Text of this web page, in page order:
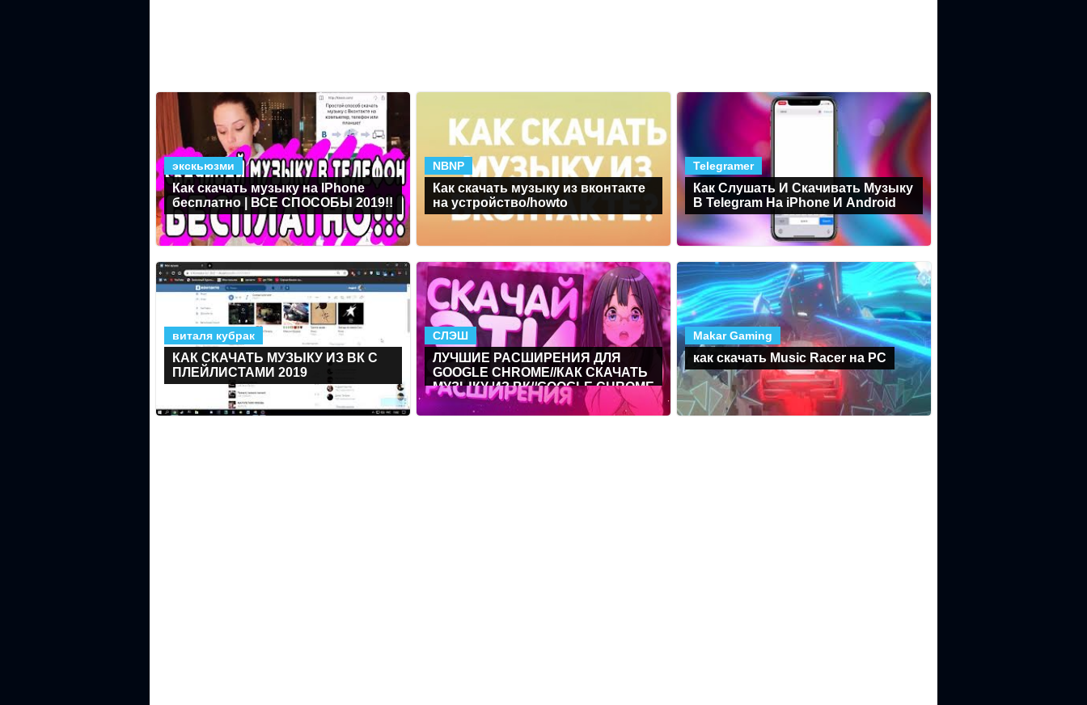
экскьюзми
Как скачать музыку на IPhone
бесплатно | ВСЕ СПОСОБЫ 2019!!
NBNP
Как скачать музыку из вконтакте
на устройство/howto
Telegramer
Как Слушать И Скачивать Музыку
В Telegram На iPhone И Android
виталя кубрак
КАК СКАЧАТЬ МУЗЫКУ ИЗ ВК С
ПЛЕЙЛИСТАМИ 2019
СЛЭШ
ЛУЧШИЕ РАСШИРЕНИЯ ДЛЯ
GOOGLE CHROME//КАК СКАЧАТЬ
МУЗЫКУ ИЗ ВК//GOOGLE CHROME
Makar Gaming
как скачать Music Racer на PC